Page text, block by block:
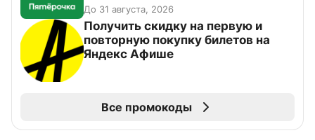
До 31 августа, 2026
Получить скидку на первую и
повторную покупку билетов на
Яндекс Афише
Все промокоды